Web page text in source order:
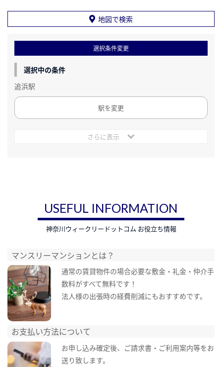
地図で検索
選択条件変更
選択中の条件
追浜駅
駅を変更
さらに表示
USEFUL INFORMATION
神奈川ウィークリードットコム お役立ち情報
マンスリーマンションとは？
通常の賃貸物件の場合必要な敷金・礼金・仲介手
数料がすべて無料です！
法人様の出張時の経費削減にもおすすめです。
お支払い方法について
お申し込み確定後、ご請求書・ご利用案内等をお
送り致します。